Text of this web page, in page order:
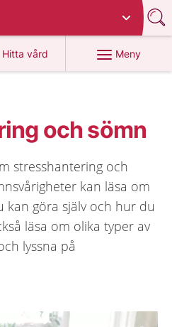
Hitta vård
på 1177.se
Meny
och sömn
stresshantering och
kan läsa om
kan göra själv och hur du
läsa om olika typer av
lyssna på